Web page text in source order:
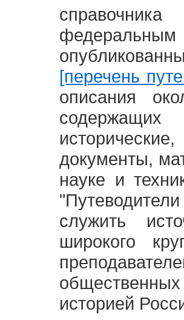
[перечень
описания
документы,
науке и
служить
широкого
историей